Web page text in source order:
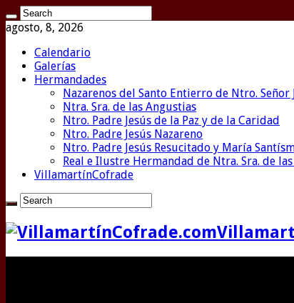
agosto, 8, 2026
Calendario
Galerías
Hermandades
Nazarenos del Santo Entierro de Ntro. Señor
Ntra. Sra. de las Angustias
Ntro. Padre Jesús de la Paz y de la Caridad
Ntro. Padre Jesús Nazareno
Ntro. Padre Jesús Resucitado y María
Real e Ilustre Hermandad de Ntra. Sra. de
VillamartínCofrade